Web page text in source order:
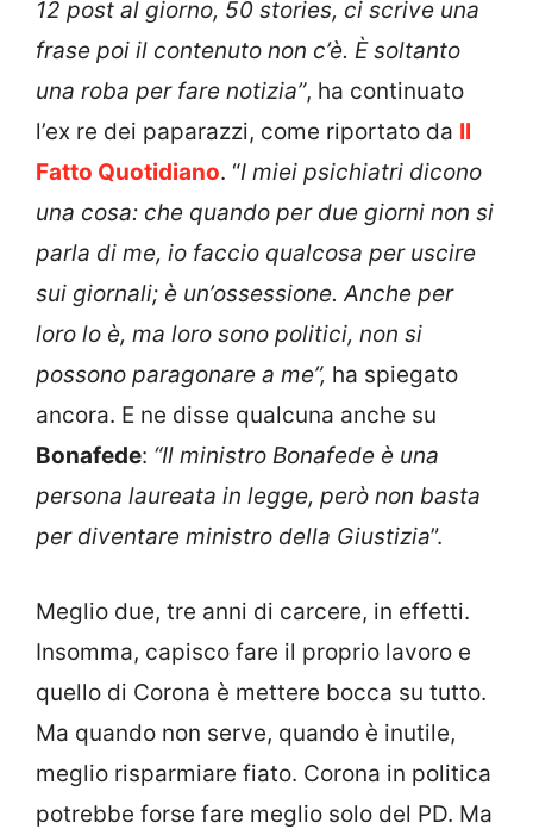
12 post al giorno, 50 stories, ci scrive una
frase poi il contenuto non c’è. È soltanto
una roba per fare notizia”, ha continuato
l’ex re dei paparazzi, come riportato da Il
Fatto Quotidiano. “I miei psichiatri dicono
una cosa: che quando per due giorni non si
parla di me, io faccio qualcosa per uscire
sui giornali; è un’ossessione. Anche per
loro lo è, ma loro sono politici, non si
possono paragonare a me”, ha spiegato
ancora. E ne disse qualcuna anche su
Bonafede: “Il ministro Bonafede è una
persona laureata in legge, però non basta
per diventare ministro della Giustizia”.
Meglio due, tre anni di carcere, in effetti.
Insomma, capisco fare il proprio lavoro e
quello di Corona è mettere bocca su tutto.
Ma quando non serve, quando è inutile,
meglio risparmiare fiato. Corona in politica
potrebbe forse fare meglio solo del PD. Ma